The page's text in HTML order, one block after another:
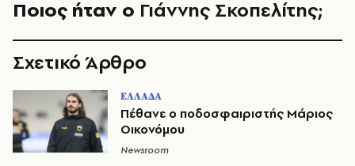
Ποιος ήταν ο Γιάννης Σκοπελίτης;
Σχετικό Άρθρο
ΕΛΛΑΔΑ
Πέθανε ο ποδοσφαιριστής Μάριος
Οικονόμου
Newsroom